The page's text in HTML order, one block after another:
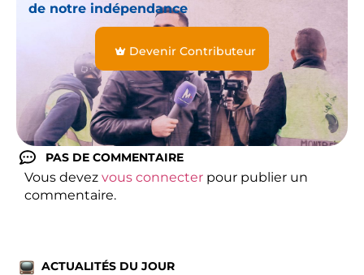
de notre indépendance
Devenir Contributeur
PAS DE COMMENTAIRE
Vous devez vous connecter pour publier un
commentaire.
ACTUALITÉS DU JOUR